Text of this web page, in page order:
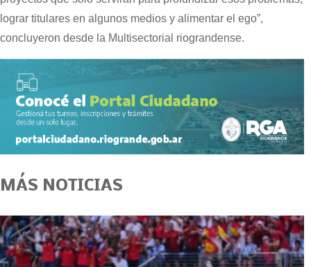
lograr titulares en algunos medios y alimentar el ego”,
concluyeron desde la Multisectorial riograndense.
MÁS NOTICIAS